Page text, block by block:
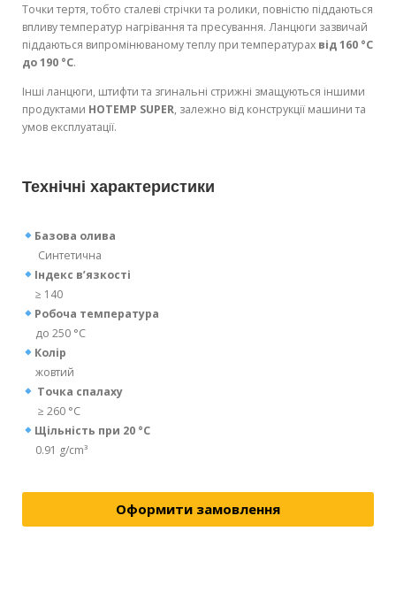
Точки тертя, тобто сталеві стрічки та ролики, повністю піддаються
впливу температур нагрівання та пресування. Ланцюги зазвичай
піддаються випромінюваному теплу при температурах від 160 °C
до 190 °C.
Інші ланцюги, штифти та згинальні стрижні змащуються іншими
продуктами HOTEMP SUPER, залежно від конструкції машини та
умов експлуатації.
Технічні характеристики
Базова олива
Синтетична
Індекс в’язкості
≥ 140
Робоча температура
до 250 °C
Колір
жовтий
Точка спалаху
≥ 260 °C
Щільність при 20 °C
0.91 g/cm³
Оформити замовлення